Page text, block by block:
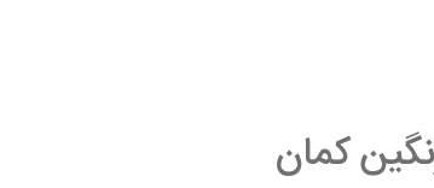
کمان